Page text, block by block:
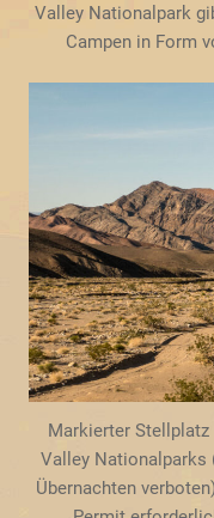
Valley Nationalpark
Campen in Form
Markierter
Valley Nationalparks
Übernachten